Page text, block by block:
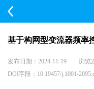
基于构网型变流器频率
发布日期：2024-11-19 浏览
DOI字段：10.19457/j.1001-